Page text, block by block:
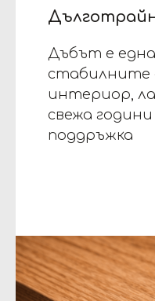
Дъбът е
стабилните
интериор,
свежа
поддръжка